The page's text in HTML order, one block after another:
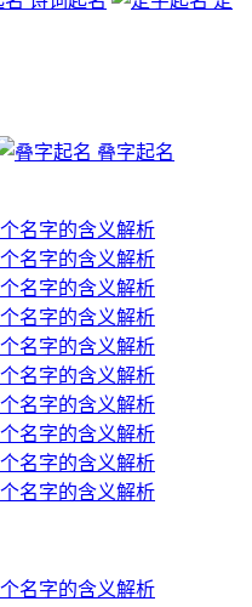
叠字起名
名字的含义解析
名字的含义解析
名字的含义解析
名字的含义解析
名字的含义解析
名字的含义解析
名字的含义解析
名字的含义解析
名字的含义解析
名字的含义解析
名字的含义解析